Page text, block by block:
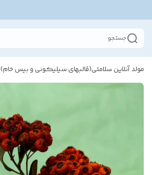
جستجو
مولد آنلاین سلامتی(قالبهای سیلیکونی و بیس خام)